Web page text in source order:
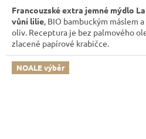
Francouzské extra jemné mýdlo
vůní lilie , BIO bambuckým máslem
oliv. Receptura je bez palmového
zlacené papírové krabičce.
NOALE výběr